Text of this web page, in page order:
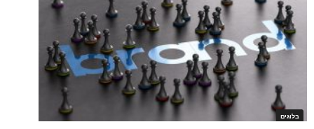
בלוגים